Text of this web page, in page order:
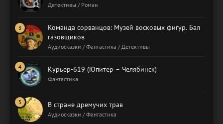
Детективы / Роман
Команда сорванцов: Музей восковых фигур. Бал
газовщиков
Аудиосказки / Фантастика / Детективы
Курьер-619 (Юпитер – Челябинск)
Фантастика
В стране дремучих трав
Аудиосказки / Фантастика